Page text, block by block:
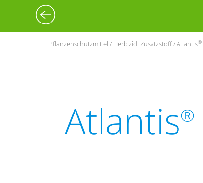
Pflanzenschutzmittel / Herbizid, Zusatzstoff / Atlantis®
Atlantis®